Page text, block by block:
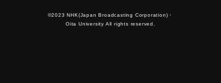
©2023 NHK(Japan Broadcasting Corporation)・
Oita University All rights reserved.